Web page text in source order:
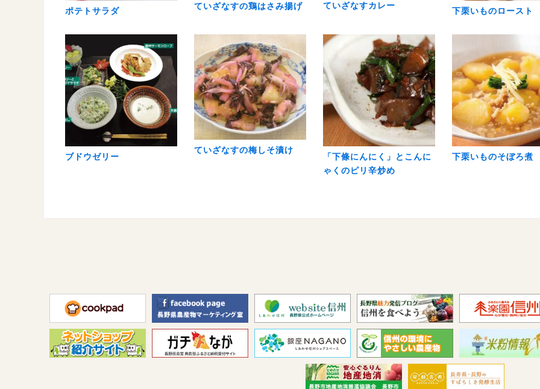
ポテトサラダ ていざなすの鶏はさみ揚げ ていざなすカレー 下栗いものロースト
ブドウゼリー
ていざなすの梅しそ漬け
「下條にんにく」とこんに
ゃくのピリ辛炒め
下栗いものそぼろ煮